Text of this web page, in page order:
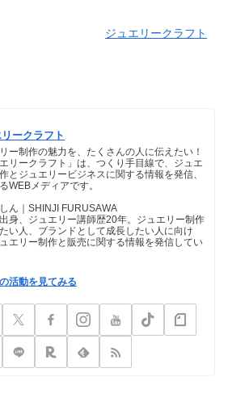
ジュエリークラフト
ークラフト
ー制作の魅力を、たくさんの人に伝えたい！
エリークラフト」は、つくり手目線で、ジュエ
とジュエリービジネスに関する情報を発信、
WEBメディアです。
ん｜SHINJI FURUSAWA
身、ジュエリー講師歴20年。ジュエリー制作
い人、ブランドとして成長したい人に向け
エリー制作と販売に関する情報を発信してい
活動を見てみる